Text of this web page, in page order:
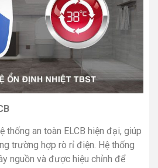
thống an toàn ELCB hiện đại, giúp
trường hợp rò rỉ điện. Hệ thống
nguồn và được hiệu chỉnh để